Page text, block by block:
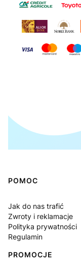
Linki w stopce
POMOC
Jak do nas trafić
Zwroty i reklamacje
Polityka prywatności
Regulamin
PROMOCJE